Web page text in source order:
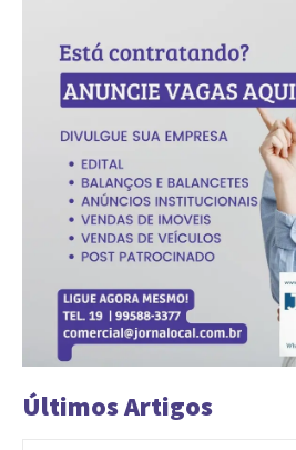
Últimos Artigos